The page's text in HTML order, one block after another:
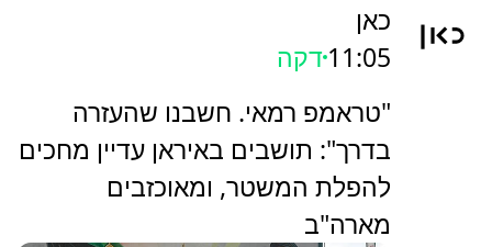
כאן
11:05דקה
"טראמפ רמאי. חשבנו שהעזרה
בדרך": תושבים באיראן עדיין מחכים
להפלת המשטר, ומאוכזבים
מארה"ב